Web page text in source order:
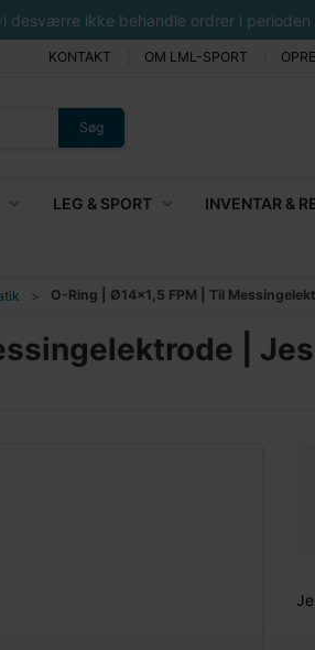
desværre ikke behandle ordrer i
KONTAKT OM LML-SPORT
Søg
LEG & SPORT INVENTAR &
O-Ring | Ø14x1,5 FPM | Til
|